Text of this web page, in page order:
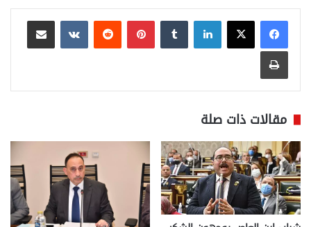
لينكدإن بينتيريست
مشاركة عبر البريد
طباعة
مقالات ذات صلة